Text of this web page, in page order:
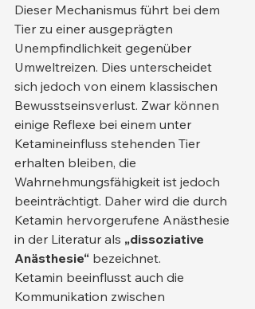
Dieser Mechanismus führt bei dem
Tier zu einer ausgeprägten
Unempfindlichkeit gegenüber
Umweltreizen. Dies unterscheidet
sich jedoch von einem klassischen
Bewusstseinsverlust. Zwar können
einige Reflexe bei einem unter
Ketamineinfluss stehenden Tier
erhalten bleiben, die
Wahrnehmungsfähigkeit ist jedoch
beeinträchtigt. Daher wird die durch
Ketamin hervorgerufene Anästhesie
in der Literatur als „dissoziative
Anästhesie“ bezeichnet.
Ketamin beeinflusst auch die
Kommunikation zwischen